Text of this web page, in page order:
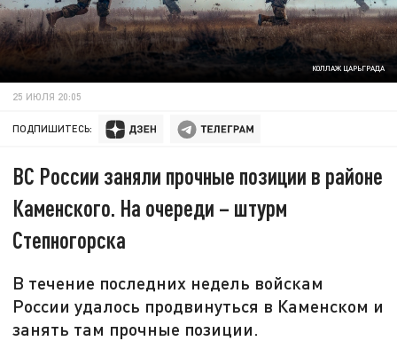
КОЛЛАЖ ЦАРЬГРАДА
25 ИЮЛЯ 20:05
ПОДПИШИТЕСЬ:
ВС России заняли прочные позиции в районе
Каменского. На очереди – штурм
Степногорска
В течение последних недель войскам
России удалось продвинуться в Каменском и
занять там прочные позиции.